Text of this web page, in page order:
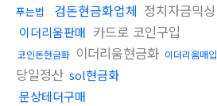
푸는법
검돈현금화업체 정치자금믹싱
이더리움판매 카드로 코인구입
코인돈현금화 이더리움현금화 이더리움매입
당일정산 sol현금화
문상테더구매